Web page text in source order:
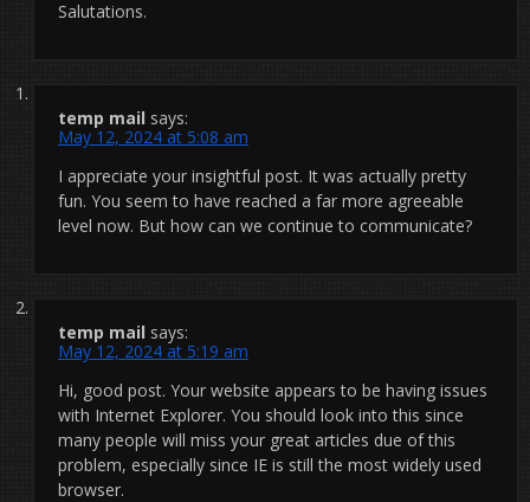
Salutations.
temp mail says:
May 12, 2024 at 5:08 am
I appreciate your insightful post. It was actually pretty
fun. You seem to have reached a far more agreeable
level now. But how can we continue to communicate?
temp mail says:
May 12, 2024 at 5:19 am
Hi, good post. Your website appears to be having issues
with Internet Explorer. You should look into this since
many people will miss your great articles due of this
problem, especially since IE is still the most widely used
browser.